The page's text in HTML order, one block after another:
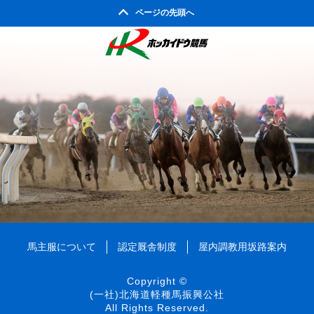
ページの先頭へ
馬主服について 認定厩舎制度 屋内調教用坂路案内
Copyright ©
(一社)北海道軽種馬振興公社
All Rights Reserved.